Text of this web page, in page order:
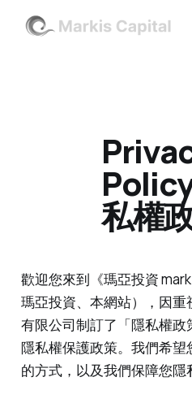
私權
歡迎您來到《瑪亞投資
瑪亞投資、本網站），因
有限公司制訂了「隱私權
隱私權保護政策。我們希
的方式，以及我們保障您隱